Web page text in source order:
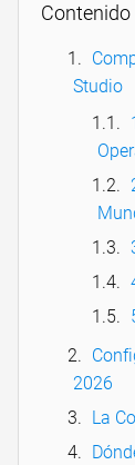
Contenido
Studio
2026
La